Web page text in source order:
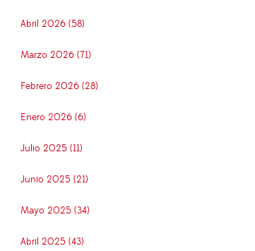
Abril 2026 (58)
Marzo 2026 (71)
Febrero 2026 (28)
Enero 2026 (6)
Julio 2025 (11)
Junio 2025 (21)
Mayo 2025 (34)
Abril 2025 (43)